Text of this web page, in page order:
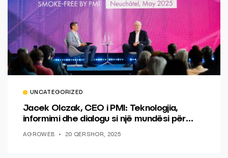
UNCATEGORIZED
Jacek Olczak, CEO i PMI: Teknologjia,
informimi dhe dialogu si një mundësi për
AGROWEB 20 QERSHOR, 2025